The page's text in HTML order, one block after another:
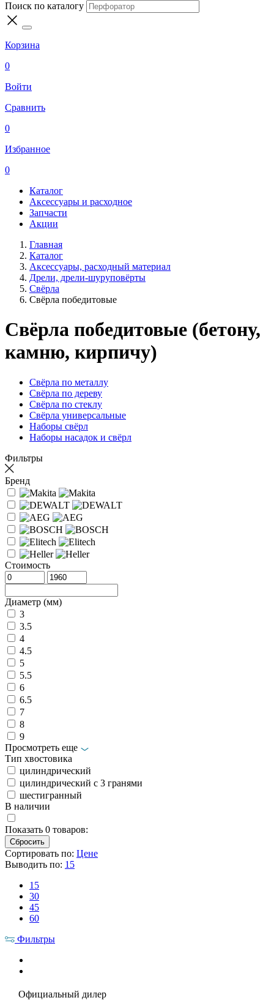
Поиск по каталогу
Корзина
0
Войти
Сравнить
0
Избранное
0
Каталог
Аксессуары и расходное
Запчасти
Акции
Главная
Каталог
Аксессуары, расходный материал
Дрели, дрели-шуруповёрты
Свёрла
Свёрла победитовые
Свёрла победитовые (бетону,
камню, кирпичу)
Свёрла по металлу
Свёрла по дереву
Свёрла по стеклу
Свёрла универсальные
Наборы свёрл
Наборы насадок и свёрл
Фильтры
Бренд
Стоимость
Диаметр (мм)
3
3.5
4
4.5
5
5.5
6
6.5
7
8
9
Просмотреть еще
Тип хвостовика
цилиндрический
цилиндрический с 3 гранями
шестигранный
В наличии
Показать 0 товаров:
Сортировать по: Цене
Выводить по: 15
15
30
45
60
Фильтры
Официальный дилер